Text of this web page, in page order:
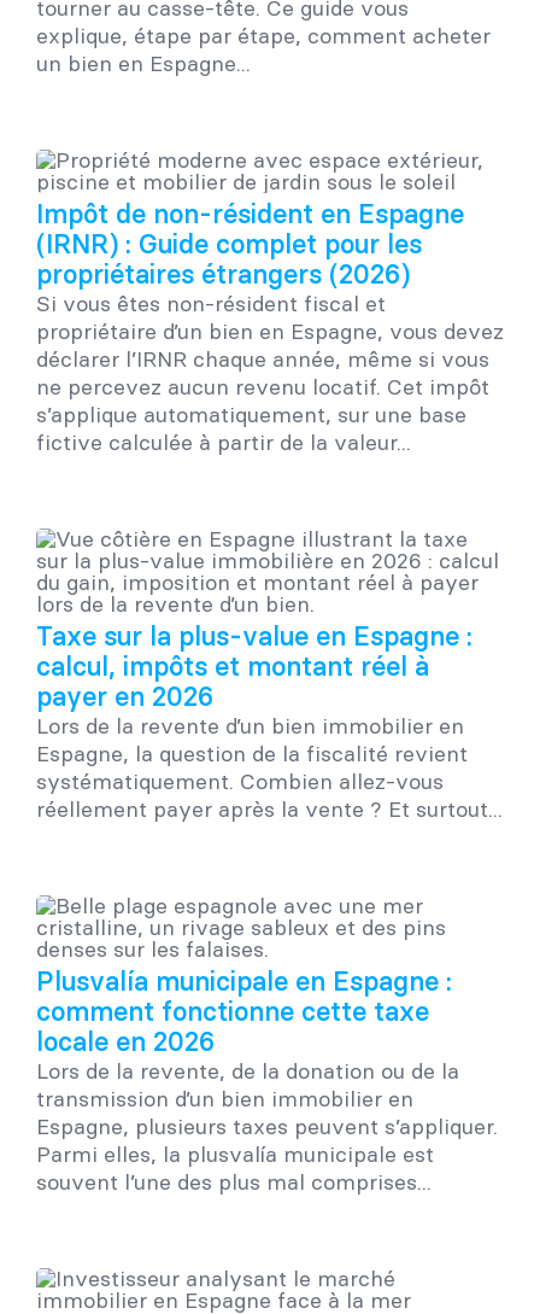
tourner au casse-tête. Ce guide vous
explique, étape par étape, comment acheter
un bien en Espagne...
Impôt de non-résident en Espagne
(IRNR) : Guide complet pour les
propriétaires étrangers (2026)
Si vous êtes non-résident fiscal et
propriétaire d’un bien en Espagne, vous devez
déclarer l’IRNR chaque année, même si vous
ne percevez aucun revenu locatif. Cet impôt
s’applique automatiquement, sur une base
fictive calculée à partir de la valeur...
Taxe sur la plus-value en Espagne :
calcul, impôts et montant réel à
payer en 2026
Lors de la revente d’un bien immobilier en
Espagne, la question de la fiscalité revient
systématiquement. Combien allez-vous
réellement payer après la vente ? Et surtout...
Plusvalía municipale en Espagne :
comment fonctionne cette taxe
locale en 2026
Lors de la revente, de la donation ou de la
transmission d’un bien immobilier en
Espagne, plusieurs taxes peuvent s’appliquer.
Parmi elles, la plusvalía municipale est
souvent l’une des plus mal comprises...